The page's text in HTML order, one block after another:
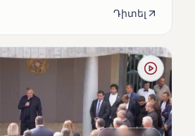
Դիտել